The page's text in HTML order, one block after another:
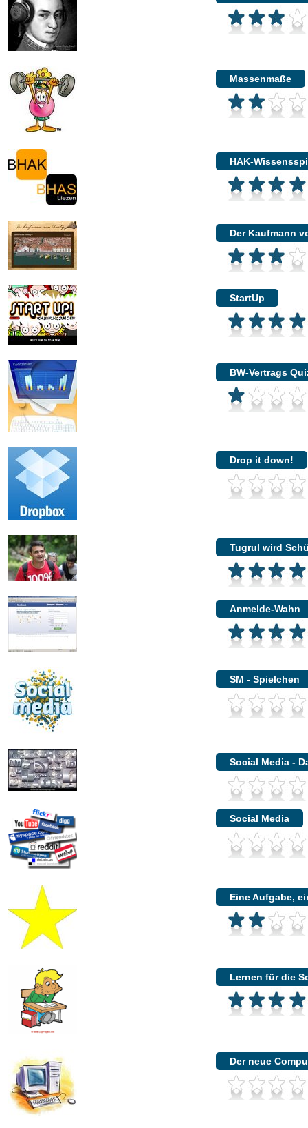
Massenmaße
HAK-
Der Kaufmann
StartUp
BW-Vertrags
Drop it down!
Tugrul wird
Anmelde-Wahn
SM - Spielchen
Social Media -
Social Media
Eine Aufgabe,
Lernen für die
Der neue